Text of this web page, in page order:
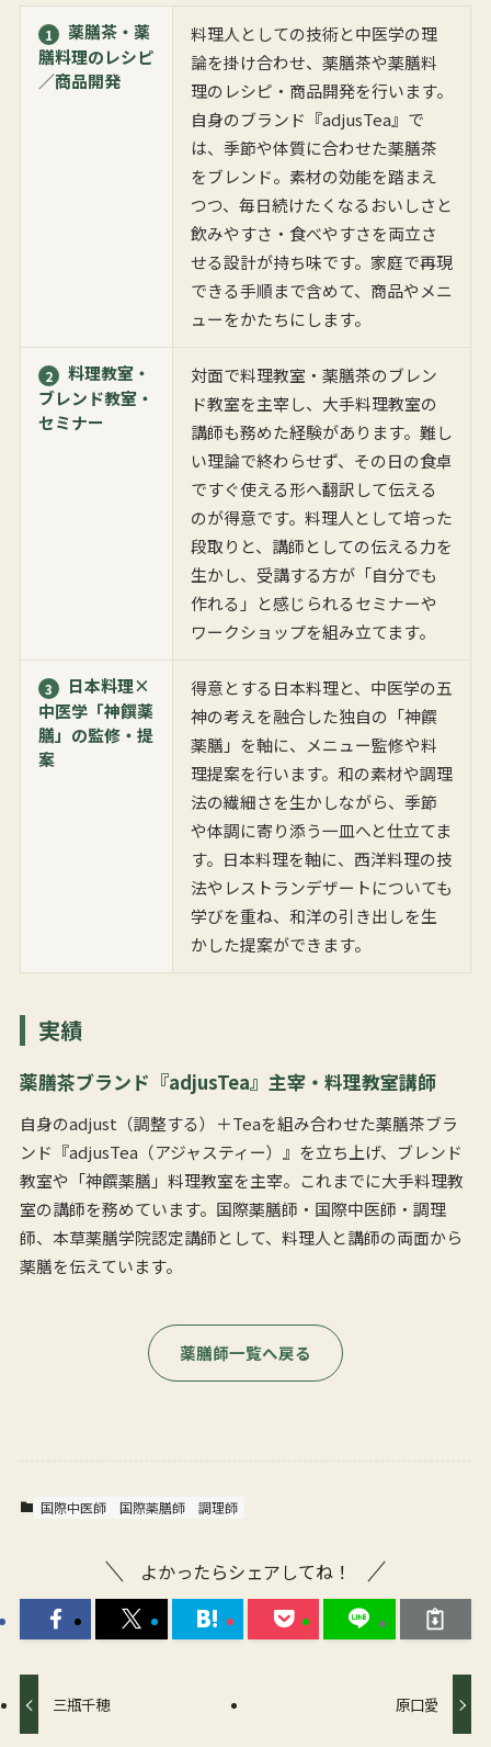
1
薬膳茶・薬
膳料理のレシピ
／商品開発
料理人としての技術と中医学の理
論を掛け合わせ、薬膳茶や薬膳料
理のレシピ・商品開発を行います。
自身のブランド『adjusTea』で
は、季節や体質に合わせた薬膳茶
をブレンド。素材の効能を踏まえ
つつ、毎日続けたくなるおいしさと
飲みやすさ・食べやすさを両立さ
せる設計が持ち味です。家庭で再現
できる手順まで含めて、商品やメニ
ューをかたちにします。
2
料理教室・
ブレンド教室・
セミナー
対面で料理教室・薬膳茶のブレン
ド教室を主宰し、大手料理教室の
講師も務めた経験があります。難し
い理論で終わらせず、その日の食卓
ですぐ使える形へ翻訳して伝える
のが得意です。料理人として培った
段取りと、講師としての伝える力を
生かし、受講する方が「自分でも
作れる」と感じられるセミナーや
ワークショップを組み立てます。
3
日本料理×
中医学「神饌薬
膳」の監修・提
案
得意とする日本料理と、中医学の五
神の考えを融合した独自の「神饌
薬膳」を軸に、メニュー監修や料
理提案を行います。和の素材や調理
法の繊細さを生かしながら、季節
や体調に寄り添う一皿へと仕立てま
す。日本料理を軸に、西洋料理の技
法やレストランデザートについても
学びを重ね、和洋の引き出しを生
かした提案ができます。
実績
薬膳茶ブランド『adjusTea』主宰・料理教室講師
自身のadjust（調整する）＋Teaを組み合わせた薬膳茶ブラ
ンド『adjusTea（アジャスティー）』を立ち上げ、ブレンド
教室や「神饌薬膳」料理教室を主宰。これまでに大手料理教
室の講師を務めています。国際薬膳師・国際中医師・調理
師、本草薬膳学院認定講師として、料理人と講師の両面から
薬膳を伝えています。
薬膳師一覧へ戻る
国際中医師 国際薬膳師 調理師
よかったらシェアしてね！
三瓶千穂 原口愛